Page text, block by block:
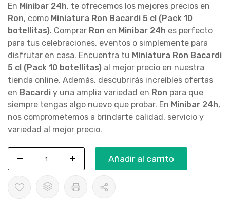
En Minibar 24h, te ofrecemos los mejores precios en
Ron, como Miniatura Ron Bacardi 5 cl (Pack 10
botellitas). Comprar Ron en Minibar 24h es perfecto
para tus celebraciones, eventos o simplemente para
disfrutar en casa. Encuentra tu Miniatura Ron Bacardi
5 cl (Pack 10 botellitas) al mejor precio en nuestra
tienda online. Además, descubrirás increíbles ofertas
en Bacardi y una amplia variedad en Ron para que
siempre tengas algo nuevo que probar. En Minibar 24h,
nos comprometemos a brindarte calidad, servicio y
variedad al mejor precio.
Añadir al carrito